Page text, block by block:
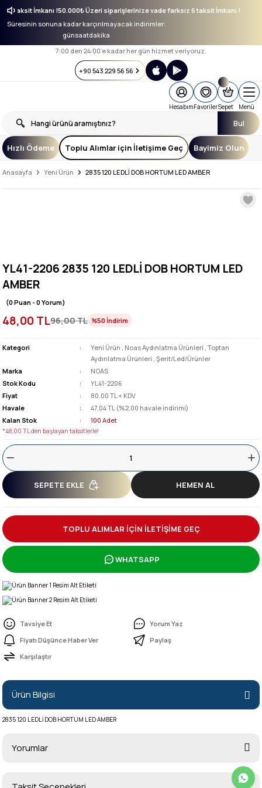
6 taksit İmkanı !50.000₺ Üzeri siparişlerinize vade farksız 6 taksit İmkanı !
Süresinin sonuna kadar karçırılmayacak indirimler:
günsaatdakika
7:00 den 24:00’e kadar her gün hizmet veriyoruz.
+90 543 229 56 56
Bul
HesabımFavorilerSepet Menü
Hızlı Ödeme Toplu Alımlar için İletişime Geç Bayimiz Olun
Anasayfa Yeni Ürün 2835 120 LEDLİ DOB HORTUM LED AMBER
YL41-2206 2835 120 LEDLİ DOB HORTUM LED
AMBER
(0 Puan - 0 Yorum)
48,00 TL96,00 TL %50İndirim
Kategori Yeni Ürün , Noas Aydınlatma Ürünleri , Toptan
Aydınlatma Ürünleri , Şerit/Led/Ürünler
Marka
NOAS
Stok Kodu
YL41-2206
Fiyat
80,00 TL + KDV
Havale
47,04 TL (%2,00 havale indirimi)
Kalan Stok
100 Adet
*48,00 TL den başlayan taksitlerle!
SEPETE EKLE HEMEN AL
TOPLU ALIMLAR İÇİN İLETİŞİME GEÇ
WHATSAPP
Tavsiye Et
Yorum Yaz
Fiyatı Düşünce Haber Ver
Paylaş
Karşılaştır
Ürün Bilgisi
2835 120 LEDLİ DOB HORTUM LED AMBER
Yorumlar